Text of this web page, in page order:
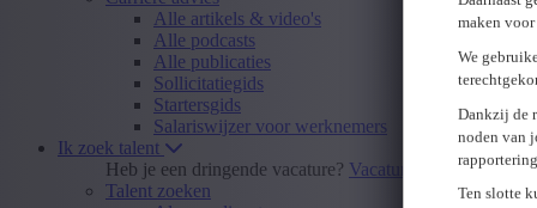
maken
We
Dankzij de
noden van
Ten slotte
Alle artikels & video's
Alle podcasts
Alle publicaties
Sollicitatiegids
Startersgids
Salariswijzer voor werknemers
Ik zoek talent
Heb je een dringende vacature? Vacature insturen
Talent zoeken